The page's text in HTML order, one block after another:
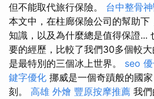
但不能取代旅行保險。 台中整骨
本文中，在柱廊保險公司的幫助下
知識，以及為什麼總是值得保證...
要的經歷，比較了我們30多個較大
是最特別的三個冰上世界。 seo
鍵字優化 挪威是一個奇蹟般的國
刻。 高雄 外燴 豐原按摩推薦 我